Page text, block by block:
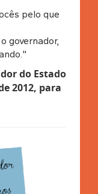
pelo que
governador,
do Estado
2012, para